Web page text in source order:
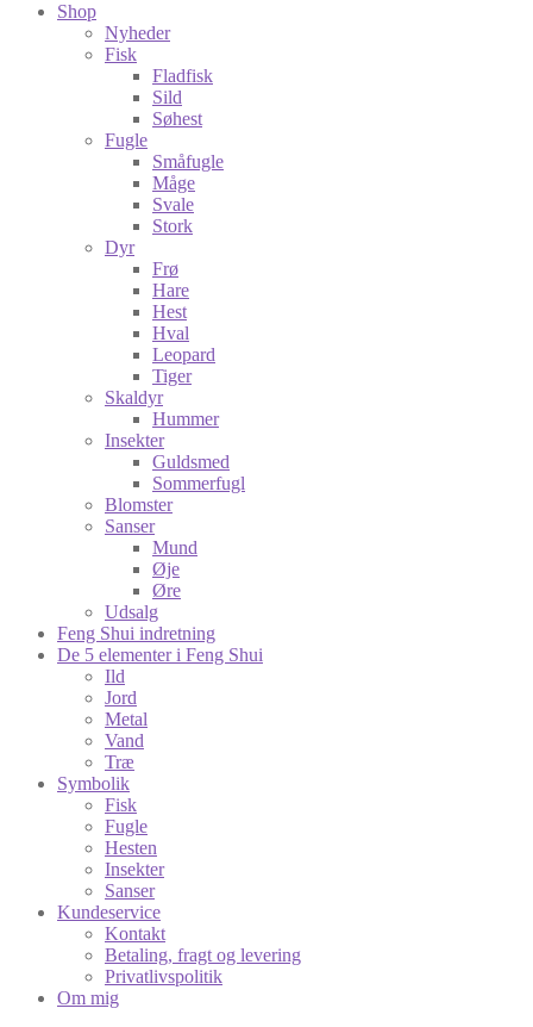
Shop
Nyheder
Fisk
Fladfisk
Sild
Søhest
Fugle
Småfugle
Måge
Svale
Stork
Dyr
Frø
Hare
Hest
Hval
Leopard
Tiger
Skaldyr
Hummer
Insekter
Guldsmed
Sommerfugl
Blomster
Sanser
Mund
Øje
Øre
Udsalg
Feng Shui indretning
De 5 elementer i Feng Shui
Ild
Jord
Metal
Vand
Træ
Symbolik
Fisk
Fugle
Hesten
Insekter
Sanser
Kundeservice
Kontakt
Betaling, fragt og levering
Privatlivspolitik
Om mig